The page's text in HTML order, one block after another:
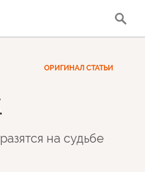
ОРИГИНАЛ СТАТЬИ
на судьбе